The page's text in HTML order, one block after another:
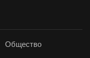
Общество